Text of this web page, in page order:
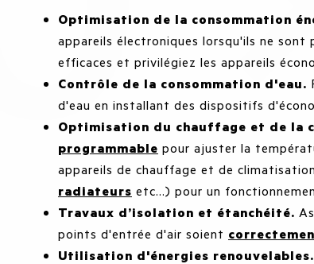
Optimisation de la consommation
appareils électroniques lorsqu'ils ne sont
efficaces et privilégiez les appareils
Contrôle de la consommation d'eau.
d'eau en installant des dispositifs
Optimisation du chauffage et de la
programmable pour ajuster la
appareils de chauffage et de
radiateurs etc...) pour un
Travaux d’isolation et étanchéité.
points d'entrée d'air soient
Utilisation d'énergies renouvelables.